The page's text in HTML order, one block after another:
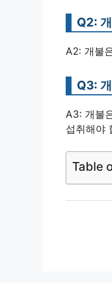
Q2:
A2: 개불
Q3:
A3: 개불
섭취해야
Table